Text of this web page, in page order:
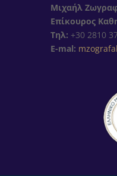
Μιχαήλ
Επίκουρος
Τηλ: +30 2810
E-mal: